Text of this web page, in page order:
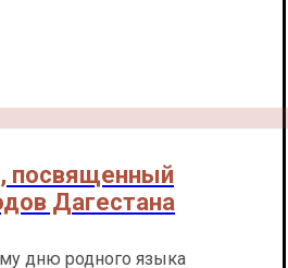
посвященный
Дагестана
дню родного языка